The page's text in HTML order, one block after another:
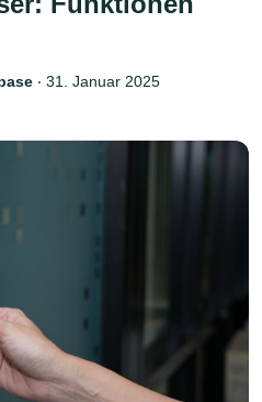
‧ 31. Januar 2025